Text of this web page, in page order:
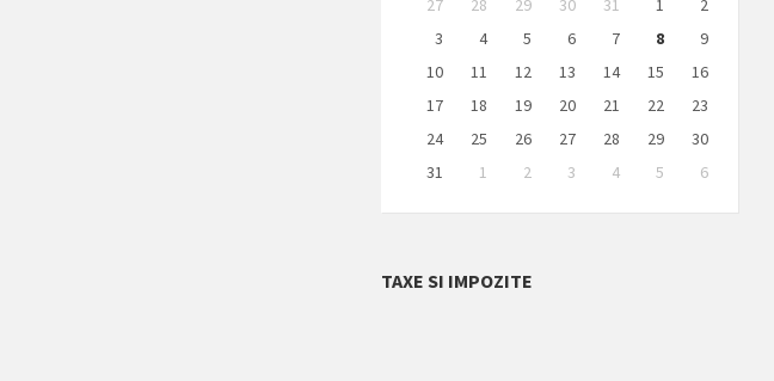
calendar
days
27 28 29 30 31 1
2
3
4 5 6 7 8
9
10
11 12 13 14 15
16
17
18 19 20 21 22
23
24
25 26 27 28 29
30
31
1 2 3 4 5
6
to
TAXE SI IMPOZITE